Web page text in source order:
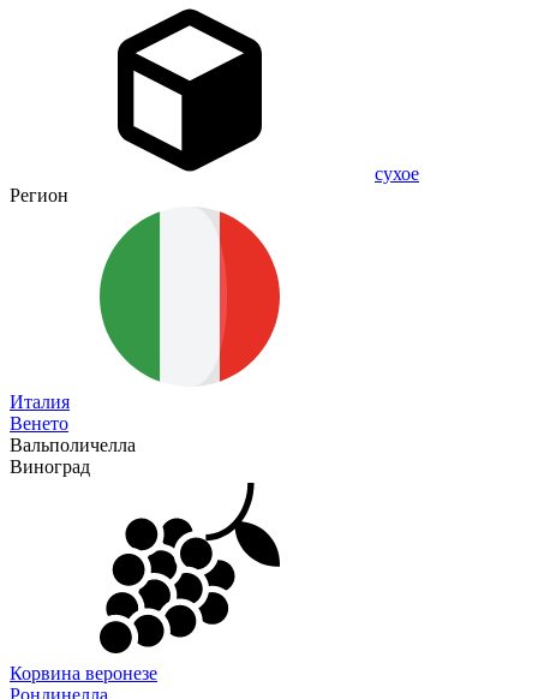
сухое
Регион
Италия
Венето
Вальполичелла
Виноград
Корвина веронезе
Рондинелла